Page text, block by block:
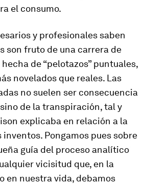
el consumo.
y profesionales saben
son fruto de una carrera de
de “pelotazos” puntuales,
novelados que reales. Las
no suelen ser consecuencia
de la transpiración, tal y
explicaba en relación a la
Pongamos pues sobre
guía del proceso analítico
vicisitud que, en la
en nuestra vida, debamos